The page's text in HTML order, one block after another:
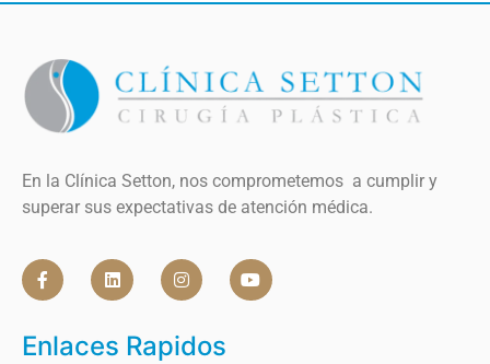
En la Clínica Setton, nos comprometemos a cumplir y
superar sus expectativas de atención médica.
Enlaces Rapidos